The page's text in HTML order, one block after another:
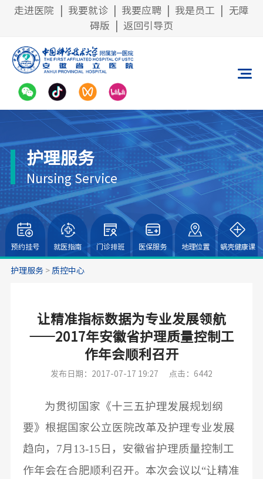
走进医院 我要就诊 我要应聘 我是员工
无障
碍版
返回引导页
护理服务
Nursing Service
预约挂号 就医指南 门诊排班 医保服务 地理位置 蜗壳健康课
护理服务 > 质控中心
让精准指标数据为专业发展领航
——2017年安徽省护理质量控制工
作年会顺利召开
发布日期：2017-07-17 19:27 点击：6442
为贯彻国家《十三五护理发展规划纲
要》根据国家公立医院改革及护理专业发展
趋向， 7月 13-15 日，安徽省护理质量控制工
作年会在合肥顺利召开。本次会议以 “让精准